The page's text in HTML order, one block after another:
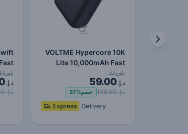
VOLTME Hypercore 10K
Lite 10,000mAh Fast
Charging Power Bank
PD…
باوربانك
د.إ.59.00
د.إ. 138.00 خصم57%
…
د.إ.
د.إ. 138.00